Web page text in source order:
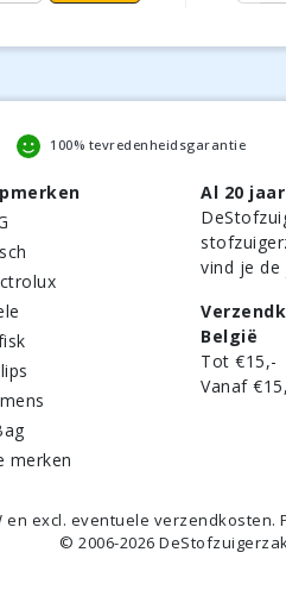
100% tevredenheidsgarantie
merken
Al 20
vind je de
België
Tot €15,-
Vanaf
en excl. eventuele
© 2006-2026